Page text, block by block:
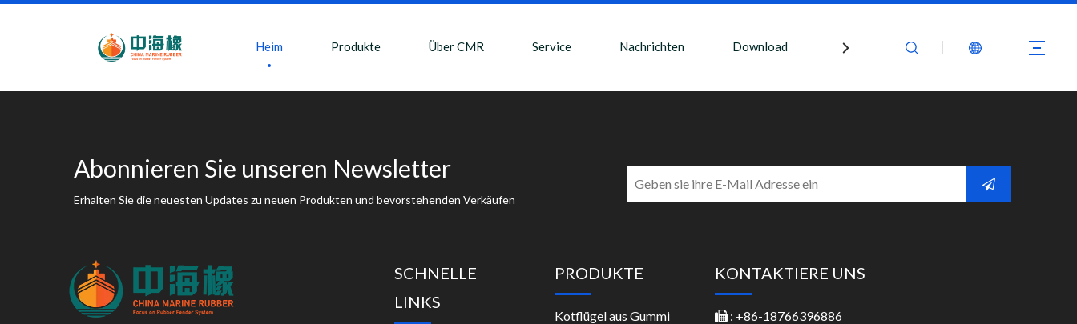
Heim Produkte Über CMR Service Nachrichten Download Kontaktiere uns
Abonnieren Sie unseren Newsletter
Erhalten Sie die neuesten Updates zu neuen Produkten und bevorstehenden Verkäufen
SCHNELLE
LINKS
PRODUKTE
Kotflügel aus Gummi
KONTAKTIERE UNS
 : +86-18766396886